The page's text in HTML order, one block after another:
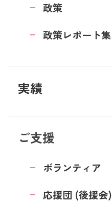
政策
政策レポート集
実績
ご支援
ボランティア
応援団 (後援会)